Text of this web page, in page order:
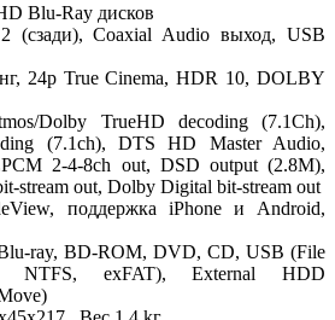
Blu-Ray дисков
(сзади), Coaxial Audio выход, USB
24p True Cinema, HDR 10, DOLBY
Dolby TrueHD decoding (7.1Ch),
(7.1ch), DTS HD Master Audio,
2-4-8ch out, DSD output (2.8M),
stream out, Dolby Digital bit-stream out
поддержка iPhone и Android,
ray, BD-ROM, DVD, CD, USB (File
NTFS, exFAT), External HDD